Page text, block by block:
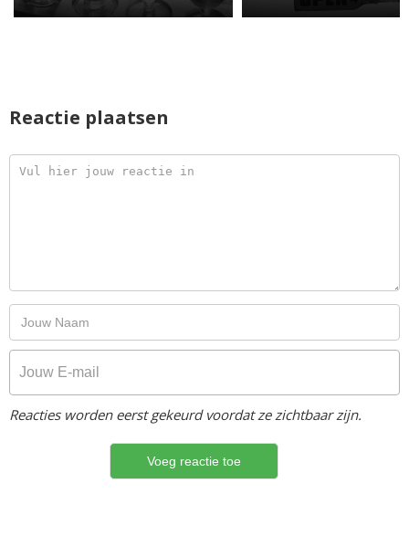
Reactie plaatsen
Reacties worden eerst gekeurd voordat ze zichtbaar zijn.